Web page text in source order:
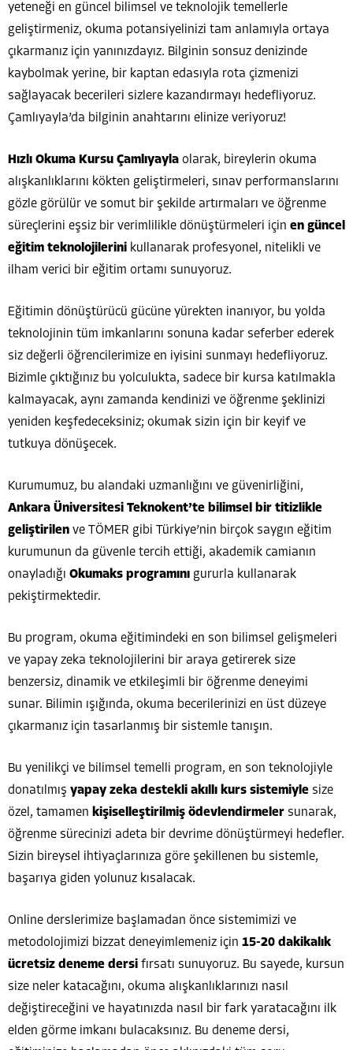
yeteneği en güncel bilimsel ve teknolojik temellerle
geliştirmeniz, okuma potansiyelinizi tam anlamıyla ortaya
çıkarmanız için yanınızdayız. Bilginin sonsuz denizinde
kaybolmak yerine, bir kaptan edasıyla rota çizmenizi
sağlayacak becerileri sizlere kazandırmayı hedefliyoruz.
Çamlıyayla’da bilginin anahtarını elinize veriyoruz!
Hızlı Okuma Kursu Çamlıyayla olarak, bireylerin okuma
alışkanlıklarını kökten geliştirmeleri, sınav performanslarını
gözle görülür ve somut bir şekilde artırmaları ve öğrenme
süreçlerini eşsiz bir verimlilikle dönüştürmeleri için en güncel
eğitim teknolojilerini kullanarak profesyonel, nitelikli ve
ilham verici bir eğitim ortamı sunuyoruz.
Eğitimin dönüştürücü gücüne yürekten inanıyor, bu yolda
teknolojinin tüm imkanlarını sonuna kadar seferber ederek
siz değerli öğrencilerimize en iyisini sunmayı hedefliyoruz.
Bizimle çıktığınız bu yolculukta, sadece bir kursa katılmakla
kalmayacak, aynı zamanda kendinizi ve öğrenme şeklinizi
yeniden keşfedeceksiniz; okumak sizin için bir keyif ve
tutkuya dönüşecek.
Kurumumuz, bu alandaki uzmanlığını ve güvenirliğini,
Ankara Üniversitesi Teknokent’te bilimsel bir titizlikle
geliştirilen ve TÖMER gibi Türkiye’nin birçok saygın eğitim
kurumunun da güvenle tercih ettiği, akademik camianın
onayladığı Okumaks programını gururla kullanarak
pekiştirmektedir.
Bu program, okuma eğitimindeki en son bilimsel gelişmeleri
ve yapay zeka teknolojilerini bir araya getirerek size
benzersiz, dinamik ve etkileşimli bir öğrenme deneyimi
sunar. Bilimin ışığında, okuma becerilerinizi en üst düzeye
çıkarmanız için tasarlanmış bir sistemle tanışın.
Bu yenilikçi ve bilimsel temelli program, en son teknolojiyle
donatılmış yapay zeka destekli akıllı kurs sistemiyle size
özel, tamamen kişiselleştirilmiş ödevlendirmeler sunarak,
öğrenme sürecinizi adeta bir devrime dönüştürmeyi hedefler.
Sizin bireysel ihtiyaçlarınıza göre şekillenen bu sistemle,
başarıya giden yolunuz kısalacak.
Online derslerimize başlamadan önce sistemimizi ve
metodolojimizi bizzat deneyimlemeniz için 15-20 dakikalık
ücretsiz deneme dersi fırsatı sunuyoruz. Bu sayede, kursun
size neler katacağını, okuma alışkanlıklarınızı nasıl
değiştireceğini ve hayatınızda nasıl bir fark yaratacağını ilk
elden görme imkanı bulacaksınız. Bu deneme dersi,